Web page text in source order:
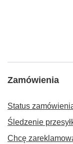
Zamówienia
Status
Śledzenie
Chcę